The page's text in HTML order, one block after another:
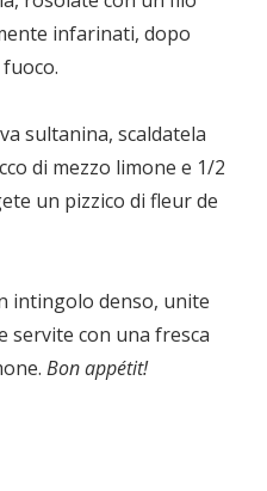
infarinati, dopo
sultanina, scaldatela
di mezzo limone e 1/2
un pizzico di fleur de
intingolo denso, unite
servite con una fresca
Bon appétit!